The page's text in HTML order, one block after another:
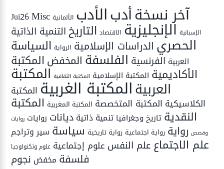
Jui26Misc آخر نسخةأدبالأدب الألمانية
الإسبانية الإنجليزية الاقتصاد التاريخ التنمية الذاتية
الحصري الدراسات الإسلامية الرواية السياسة
العربية الفرنسية الفلسفة المخفض المكتبة
الأكاديمية المكتبة الإسلامية المكتبة الثقافية المكتبة
العربيةالمكتبة الغربية المكتبة
الكلاسيكية المكتبة المتخصصة المكتبة المغربية المكتبة
النقدية تاريخ وجغرافيا تنمية ذاتية ديانات روايات روايات
وقصص رواية رواية اجتماعية رواية تاريخية سياسة سير وتراجم
علم الاجتماع علم النفس علوم إجتماعية علوم وتكنولوجيا
فلسفة مخفض نجوم